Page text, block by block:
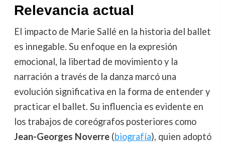
Relevancia actual
El impacto de Marie Sallé en la historia del ballet
es innegable. Su enfoque en la expresión
emocional, la libertad de movimiento y la
narración a través de la danza marcó una
evolución significativa en la forma de entender y
practicar el ballet. Su influencia es evidente en
los trabajos de coreógrafos posteriores como
Jean-Georges Noverre(biografía), quien adoptó